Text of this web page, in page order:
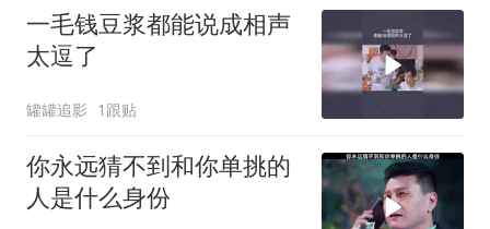
一毛钱豆浆都能说成相声
太逗了
罐罐追影 1跟贴
你永远猜不到和你单挑的
人是什么身份